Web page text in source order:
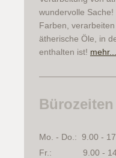
wundervolle
Farben,
ätherische Öle, in
enthalten ist! mehr...
Bürozeiten
Mo. - Do.: 9.00 -
Fr.: 9.00 -